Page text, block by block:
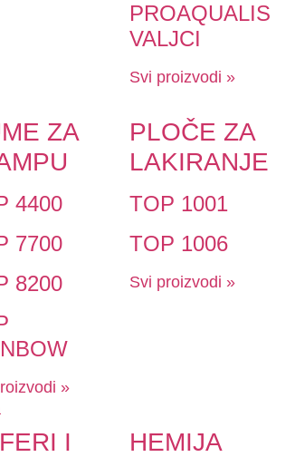
PROAQUALIS
VALJCI
Svi proizvodi »
ZA
4400
7700
8200
»
PLOČE ZA
LAKIRANJE
TOP 1001
TOP 1006
Svi proizvodi »
I
HEMIJA